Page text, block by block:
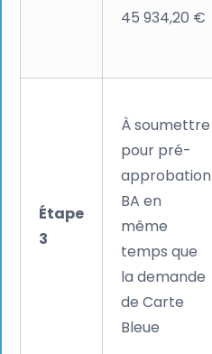
45 934,20 €
Étape
3
À soumettre
pour pré-
approbation
BA en
même
temps que
la demande
de Carte
Bleue